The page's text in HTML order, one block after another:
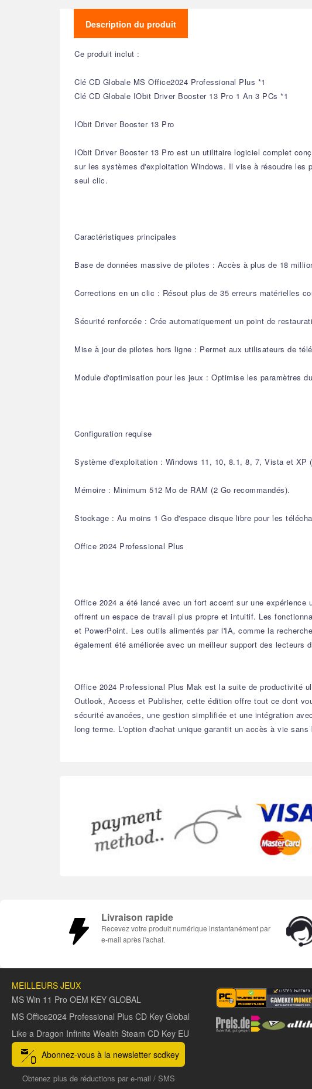
Description du produit
Ce produit inclut :
Clé CD Globale MS Office2024 Professional Plus *1
Clé CD Globale IObit Driver Booster 13 Pro 1 An 3 PCs *1
IObit Driver Booster 13 Pro
IObit Driver Booster 13 Pro est un utilitaire logiciel complet
sur les systèmes d'exploitation Windows. Il vise à résoudre les
seul clic.
Caractéristiques principales
Base de données massive de pilotes : Accès à plus de 18
Corrections en un clic : Résout plus de 35 erreurs matérielles
Sécurité renforcée : Crée automatiquement un point de
Mise à jour de pilotes hors ligne : Permet aux utilisateurs de
Module d'optimisation pour les jeux : Optimise les paramètres
Configuration requise
Système d'exploitation : Windows 11, 10, 8.1, 8, 7, Vista et XP
Mémoire : Minimum 512 Mo de RAM (2 Go recommandés).
Stockage : Au moins 1 Go d'espace disque libre pour les
Office 2024 Professional Plus
Office 2024 a été lancé avec un fort accent sur une
offrent un espace de travail plus propre et intuitif. Les
et PowerPoint. Les outils alimentés par l'IA, comme la
également été améliorée avec un meilleur support des lecteurs
Office 2024 Professional Plus Mak est la suite de productivité
Outlook, Access et Publisher, cette édition offre tout ce dont
sécurité avancées, une gestion simplifiée et une intégration
long terme. L'option d'achat unique garantit un accès à vie sans
Livraison rapide
Recevez votre produit numérique instantanément par
e-mail après l'achat.
MEILLEURS JEUX
MS Win 11 Pro OEM KEY GLOBAL
MS Office2024 Professional Plus CD Key Global
Like a Dragon Infinite Wealth Steam CD Key EU
Abonnez-vous à la newsletter scdkey
Obtenez plus de réductions par e-mail / SMS